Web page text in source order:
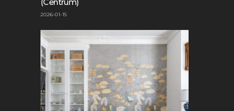
(Centrum)
2026-01-15